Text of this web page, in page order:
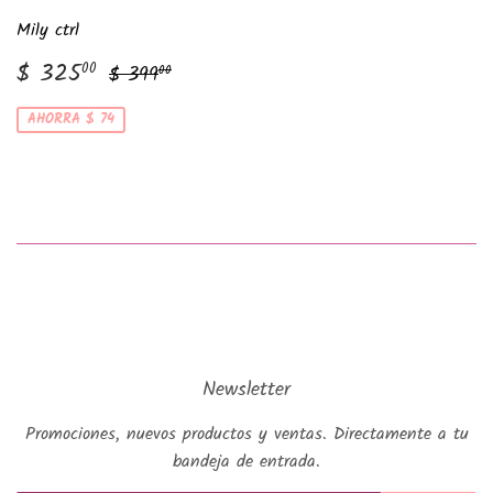
Mily ctrl
Precio
de
venta
$ 32500 $
325.00
Precio habitual
$ 39900
AHORRA $ 74
Newsletter
Promociones, nuevos productos y ventas. Directamente a tu
bandeja de entrada.